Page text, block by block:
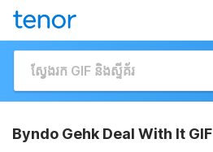
Byndo Gehk Deal With It GIF